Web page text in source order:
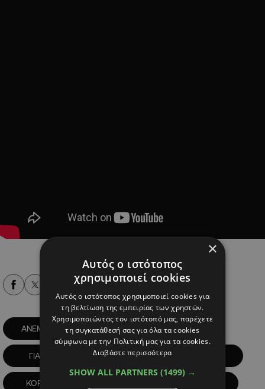
Alpha Podcasts
ΑΝΕΜΟΣΤΡΟΒΙΛΟΣ ΓΕΡΜΑΣΟΓΕΙΑ
ΓΙΑΓΙΑ ΔΩΜΑΤΙΟ
ΚΟΡΙΤΣΙ
×
Αυτός ο ιστότοπος
χρησιμοποιεί cookies
Αυτός ο ιστότοπος χρησιμοποιεί cookies για
τη βελτίωση της εμπειρίας των χρηστών.
Χρησιμοποιώντας τον ιστότοπό μας, παρέχετε
τη συγκατάθεσή σας για όλα τα cookies
σύμφωνα με την Πολιτική μας για τα cookies.
Διαβάστε περισσότερα
SHOW ALL PARTNERS (1499) →